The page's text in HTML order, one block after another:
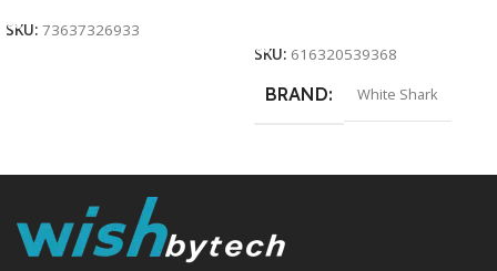
SKU: 73637326933
SKU: 616320539368
BRAND White Shark